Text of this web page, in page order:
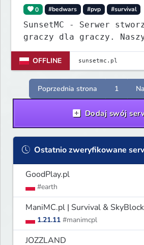
0 #bedwars #pvp #survival
SunsetMC - Serwer
graczy dla graczy.
jest ciągłe ulepszanie
budowanie zgranej
Dołącz, graj, rywalizuj i
tworzyć idealne
OFFLINE
Poprzednia strona 1
Dodaj swój
Ostatnio zweryfikowane
GoodPlay.pl
#earth
ManiMC.pl | Survival & SkyBlock
1.21.11 #manimcpl
JOZZLAND